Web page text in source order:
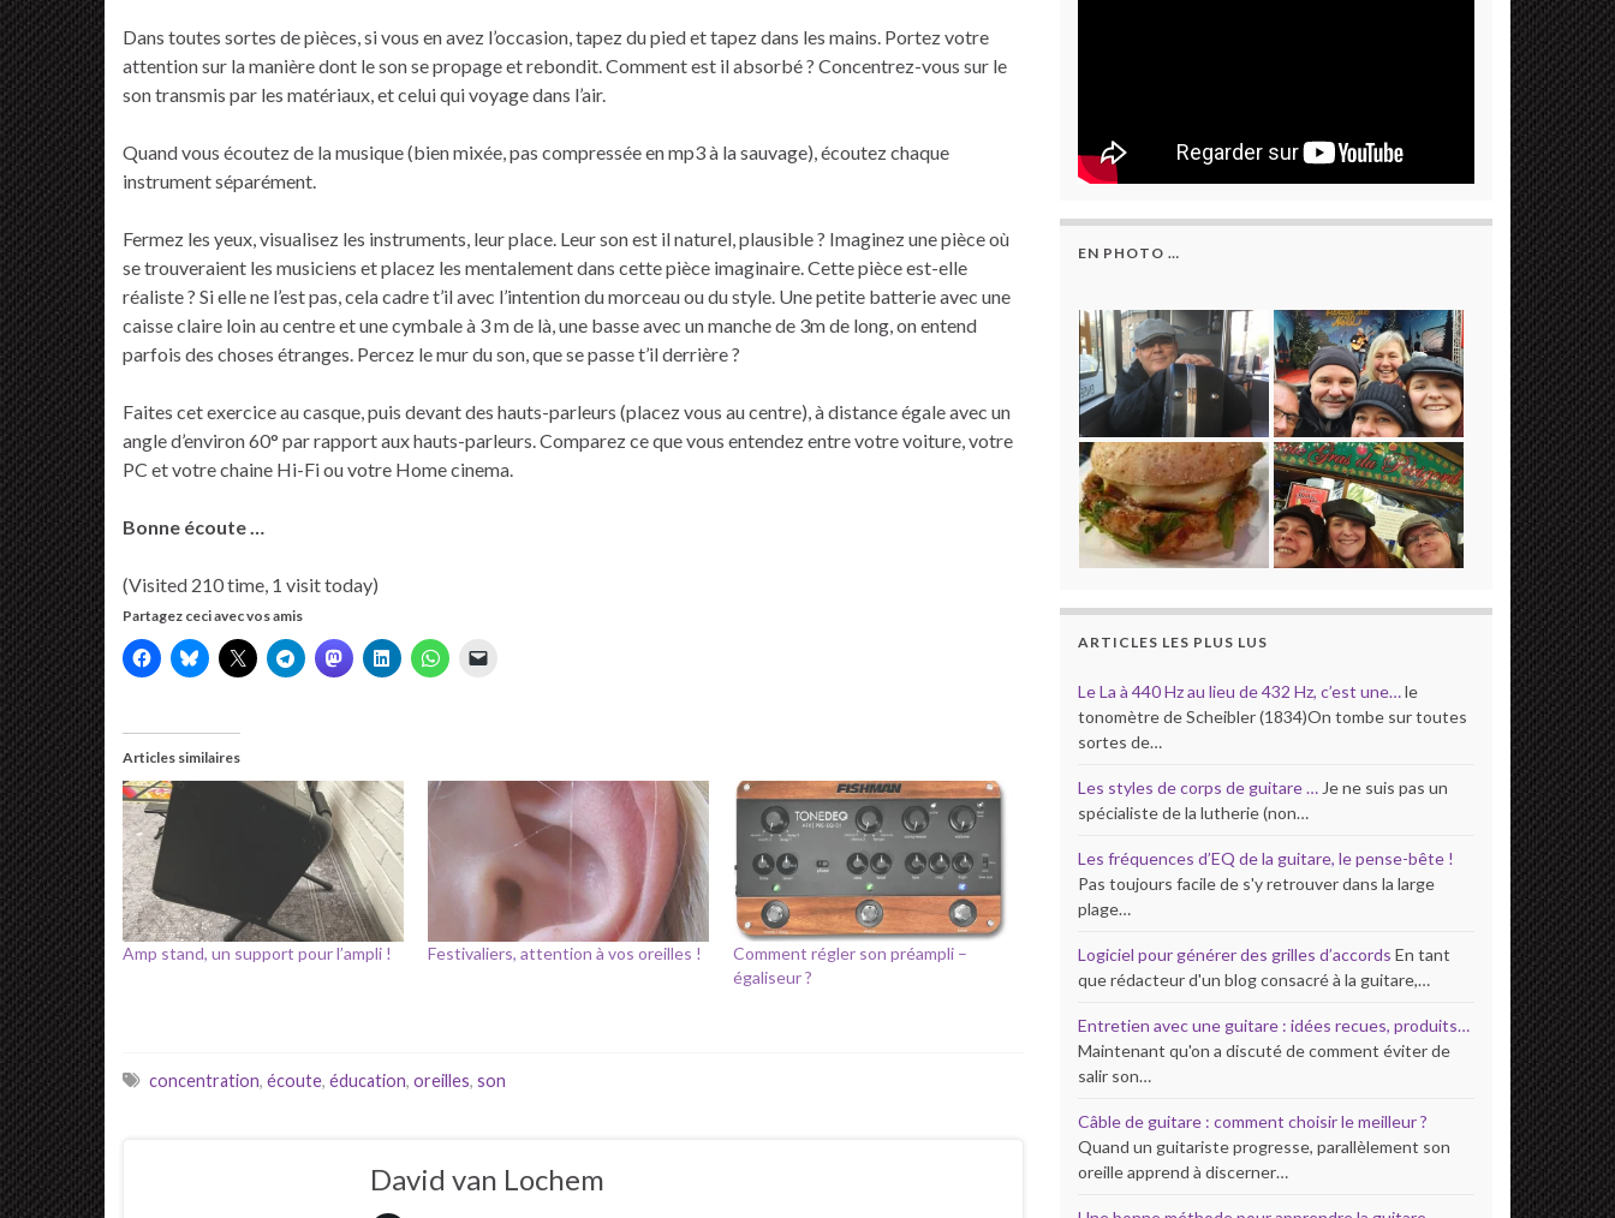
Dans toutes sortes de pièces, si vous en avez l’occasion, tapez du pied et tapez dans les mains. Portez votre
attention sur la manière dont le son se propage et rebondit. Comment est il absorbé ? Concentrez-vous sur le
son transmis par les matériaux, et celui qui voyage dans l’air.
Quand vous écoutez de la musique (bien mixée, pas compressée en mp3 à la sauvage), écoutez chaque
instrument séparément.
Fermez les yeux, visualisez les instruments, leur place. Leur son est il naturel, plausible ? Imaginez une pièce où
se trouveraient les musiciens et placez les mentalement dans cette pièce imaginaire. Cette pièce est-elle
réaliste ? Si elle ne l’est pas, cela cadre t’il avec l’intention du morceau ou du style. Une petite batterie avec une
caisse claire loin au centre et une cymbale à 3 m de là, une basse avec un manche de 3m de long, on entend
parfois des choses étranges. Percez le mur du son, que se passe t’il derrière ?
Faites cet exercice au casque, puis devant des hauts-parleurs (placez vous au centre), à distance égale avec un
angle d’environ 60° par rapport aux hauts-parleurs. Comparez ce que vous entendez entre votre voiture, votre
PC et votre chaine Hi-Fi ou votre Home cinema.
Bonne écoute …
(Visited 210 time, 1 visit today)
Partagez ceci avec vos amis
Articles similaires
Amp stand, un support pour l’ampli ! Festivaliers, attention à vos oreilles !
Comment régler son préampli –
égaliseur ?
concentration, écoute, éducation, oreilles, son
David van Lochem
EN PHOTO …
ARTICLES LES PLUS LUS
Le La à 440 Hz au lieu de 432 Hz, c’est une…le
tonomètre de Scheibler (1834)On tombe sur toutes
sortes de…
Les styles de corps de guitare … Je ne suis pas un
spécialiste de la lutherie (non…
Les fréquences d’EQ de la guitare, le pense-bête !
Pas toujours facile de s'y retrouver dans la large
plage…
Logiciel pour générer des grilles d’accords En tant
que rédacteur d'un blog consacré à la guitare,…
Entretien avec une guitare : idées recues, produits…
Maintenant qu'on a discuté de comment éviter de
salir son…
Câble de guitare : comment choisir le meilleur ?
Quand un guitariste progresse, parallèlement son
oreille apprend à discerner…